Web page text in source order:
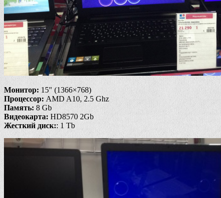
Монитор: 15" (1366×768)
Процессор: AMD A10, 2.5 Ghz
Память: 8 Gb
Видеокарта: HD8570 2Gb
Жесткий диск:: 1 Tb